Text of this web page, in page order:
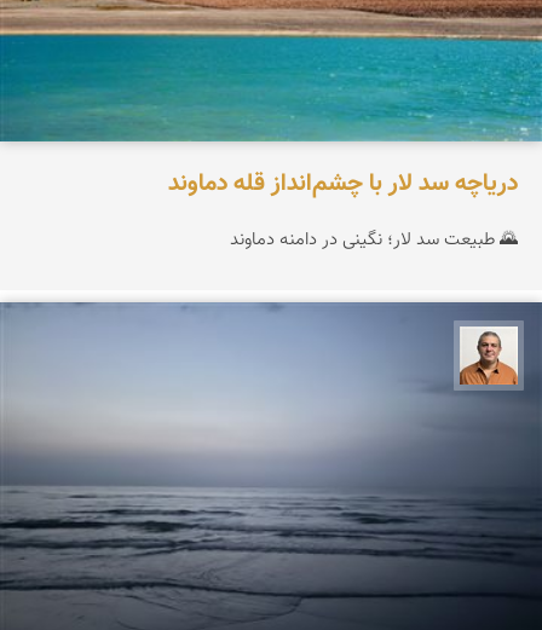
دریاچه سد لار با چشم‌انداز قله دماوند
🌄 طبیعت سد لار؛ نگینی در دامنه دماوند